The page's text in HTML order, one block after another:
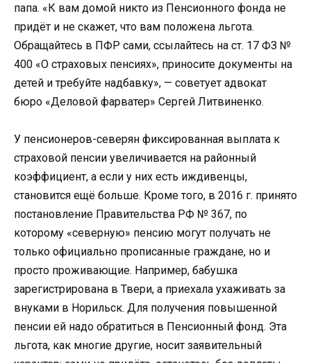
папа. «К вам домой никто из Пенсионного фонда не
придёт и не скажет, что вам положена льгота.
Обращайтесь в ПФР сами, ссылайтесь на ст. 17 ФЗ №
400 «О страховых пенсиях», приносите документы на
детей и требуйте надбавку», — советует адвокат
бюро «Деловой фарватер» Сергей Литвиненко.
У пенсионеров-северян фиксированная выплата к
страховой пенсии увеличивается на районный
коэффициент, а если у них есть иждивенцы,
становится ещё больше. Кроме того, в 2016 г. принято
постановление Правительства РФ № 367, по
которому «северную» пенсию могут получать не
только официально прописанные граждане, но и
просто проживающие. Например, бабушка
зарегистрирована в Твери, а приехала ухаживать за
внуками в Норильск. Для получения повышенной
пенсии ей надо обратиться в Пенсионный фонд. Эта
льгота, как многие другие, носит заявительный